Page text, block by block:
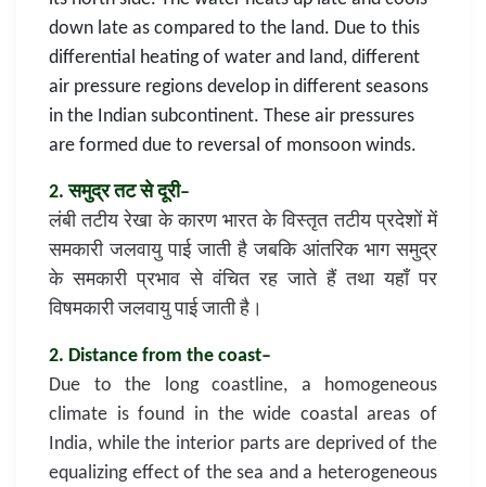
down late as compared to the land. Due to this
differential heating of water and land, different
air pressure regions develop in different seasons
in the Indian subcontinent. These air pressures
are formed due to reversal of monsoon winds.
2. समुद्र तट से दूरी–
लंबी तटीय रेखा के कारण भारत के विस्तृत तटीय प्रदेशों में
समकारी जलवायु पाई जाती है जबकि आंतरिक भाग समुद्र
के समकारी प्रभाव से वंचित रह जाते हैं तथा यहाँ पर
विषमकारी जलवायु पाई जाती है।
2. Distance from the coast–
Due to the long coastline, a homogeneous
climate is found in the wide coastal areas of
India, while the interior parts are deprived of the
equalizing effect of the sea and a heterogeneous